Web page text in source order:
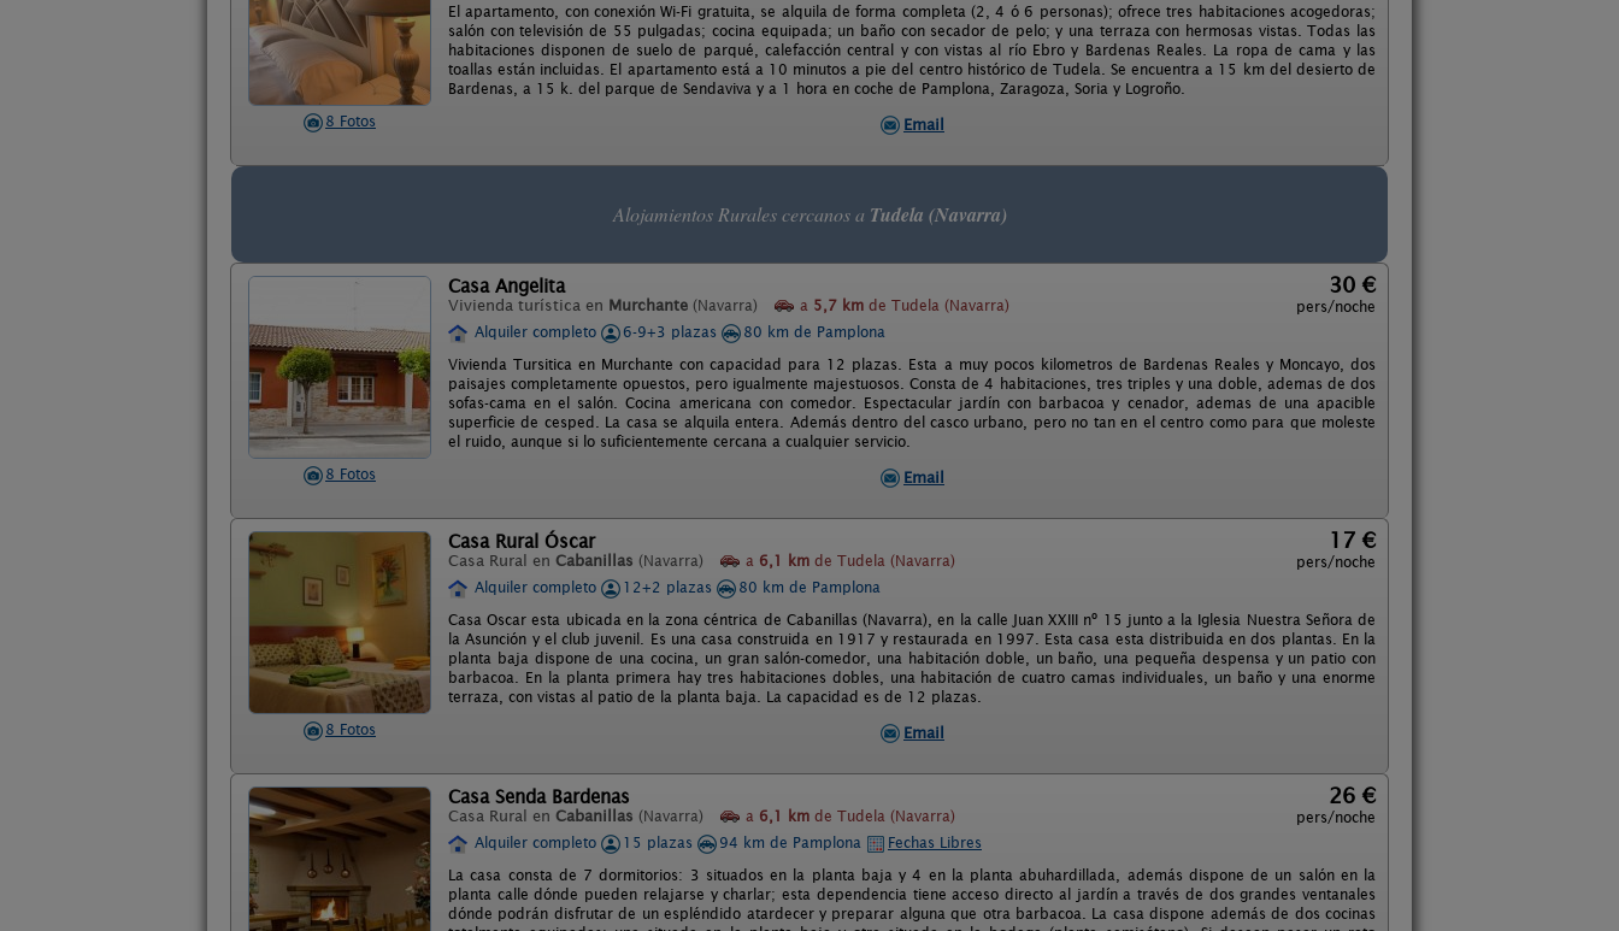
8 Fotos
El apartamento, con conexión Wi-Fi gratuita, se alquila de forma completa (2, 4 ó 6 personas); ofrece tres habitaciones acogedoras;
salón con televisión de 55 pulgadas; cocina equipada; un baño con secador de pelo; y una terraza con hermosas vistas. Todas las
habitaciones disponen de suelo de parqué, calefacción central y con vistas al río Ebro y Bardenas Reales. La ropa de cama y las
toallas están incluidas. El apartamento está a 10 minutos a pie del centro histórico de Tudela. Se encuentra a 15 km del desierto de
Bardenas, a 15 k. del parque de Sendaviva y a 1 hora en coche de Pamplona, Zaragoza, Soria y Logroño.
Email
Alojamientos Rurales cercanos a Tudela (Navarra)
8 Fotos
Casa Angelita
Vivienda turística en Murchante (Navarra) a 5,7 km de Tudela (Navarra)
30 €
pers/noche
Alquiler completo
6-9+3 plazas
80 km de Pamplona
Vivienda Tursitica en Murchante con capacidad para 12 plazas. Esta a muy pocos kilometros de Bardenas Reales y Moncayo, dos
paisajes completamente opuestos, pero igualmente majestuosos. Consta de 4 habitaciones, tres triples y una doble, ademas de dos
sofas-cama en el salón. Cocina americana con comedor. Espectacular jardín con barbacoa y cenador, ademas de una apacible
superficie de cesped. La casa se alquila entera. Además dentro del casco urbano, pero no tan en el centro como para que moleste
el ruido, aunque si lo suficientemente cercana a cualquier servicio.
Email
8 Fotos
Casa Rural Óscar
Casa Rural en Cabanillas (Navarra) a 6,1 km de Tudela (Navarra)
17 €
pers/noche
Alquiler completo
12+2 plazas
80 km de Pamplona
Casa Oscar esta ubicada en la zona céntrica de Cabanillas (Navarra), en la calle Juan XXIII nº 15 junto a la Iglesia Nuestra Señora de
la Asunción y el club juvenil. Es una casa construida en 1917 y restaurada en 1997. Esta casa esta distribuida en dos plantas. En la
planta baja dispone de una cocina, un gran salón-comedor, una habitación doble, un baño, una pequeña despensa y un patio con
barbacoa. En la planta primera hay tres habitaciones dobles, una habitación de cuatro camas individuales, un baño y una enorme
terraza, con vistas al patio de la planta baja. La capacidad es de 12 plazas.
Email
Casa Senda Bardenas
Casa Rural en Cabanillas (Navarra) a 6,1 km de Tudela (Navarra)
26 €
pers/noche
Alquiler completo
15 plazas 94 km de Pamplona
Fechas Libres
La casa consta de 7 dormitorios: 3 situados en la planta baja y 4 en la planta abuhardillada, además dispone de un salón en la
planta calle dónde pueden relajarse y charlar; esta dependencia tiene acceso directo al jardín a través de dos grandes ventanales
dónde podrán disfrutar de un espléndido atardecer y preparar alguna que otra barbacoa. La casa dispone además de dos cocinas